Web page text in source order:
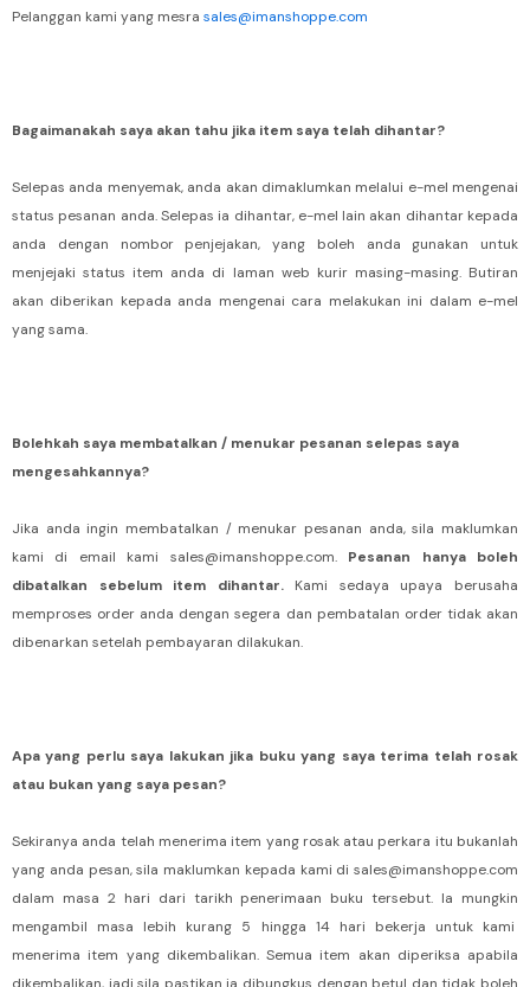
Pelanggan kami yang mesra sales@imanshoppe.com
Bagaimanakah saya akan tahu jika item saya telah dihantar?
Selepas anda menyemak, anda akan dimaklumkan melalui e-mel mengenai
status pesanan anda. Selepas ia dihantar, e-mel lain akan dihantar kepada
anda dengan nombor penjejakan, yang boleh anda gunakan untuk
menjejaki status item anda di laman web kurir masing-masing. Butiran
akan diberikan kepada anda mengenai cara melakukan ini dalam e-mel
yang sama.
Bolehkah saya membatalkan / menukar pesanan selepas saya
mengesahkannya?
Jika anda ingin membatalkan / menukar pesanan anda, sila maklumkan
kami di email kami sales@imanshoppe.com. Pesanan hanya boleh
dibatalkan sebelum item dihantar.Kami sedaya upaya berusaha
memproses order anda dengan segera dan pembatalan order tidak akan
dibenarkan setelah pembayaran dilakukan.
Apa yang perlu saya lakukan jika buku yang saya terima telah rosak
atau bukan yang saya pesan?
Sekiranya anda telah menerima item yang rosak atau perkara itu bukanlah
yang anda pesan, sila maklumkan kepada kami di sales@imanshoppe.com
dalam masa 2 hari dari tarikh penerimaan buku tersebut. Ia mungkin
mengambil masa lebih kurang 5 hingga 14 hari bekerja untuk kami
menerima item yang dikembalikan. Semua item akan diperiksa apabila